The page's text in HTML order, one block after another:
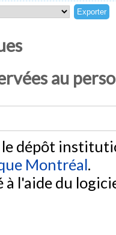
au
dépôt
Montréal.
à l'aide du